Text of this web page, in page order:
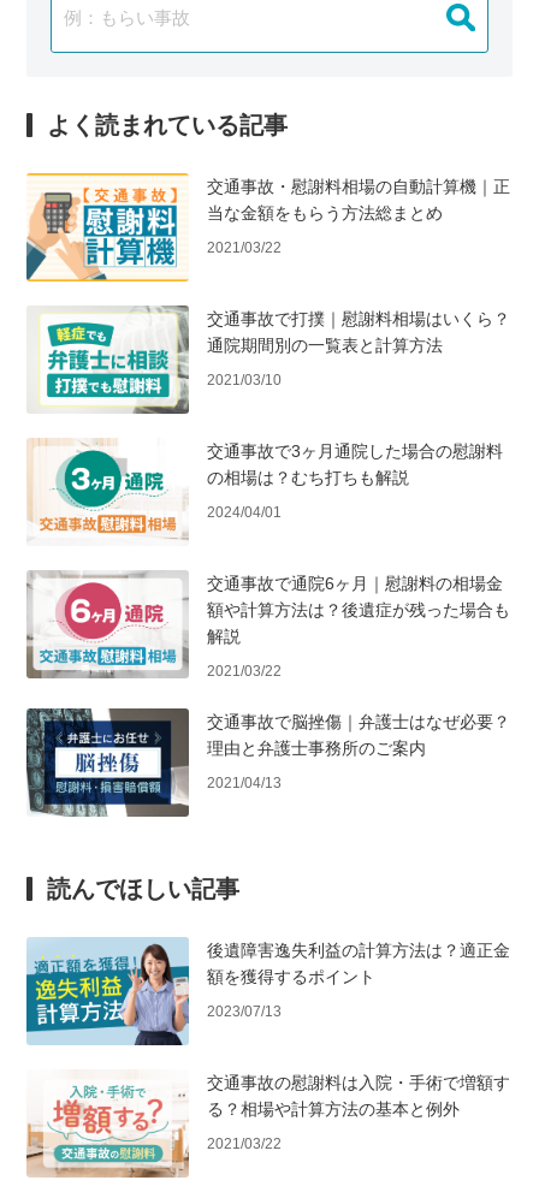
よく読まれている記事
交通事故・慰謝料相場の自動計算機｜正
当な金額をもらう方法総まとめ
2021/03/22
交通事故で打撲｜慰謝料相場はいくら？
通院期間別の一覧表と計算方法
2021/03/10
交通事故で3ヶ月通院した場合の慰謝料
の相場は？むち打ちも解説
2024/04/01
交通事故で通院6ヶ月｜慰謝料の相場金
額や計算方法は？後遺症が残った場合も
解説
2021/03/22
交通事故で脳挫傷｜弁護士はなぜ必要？
理由と弁護士事務所のご案内
2021/04/13
読んでほしい記事
後遺障害逸失利益の計算方法は？適正金
額を獲得するポイント
2023/07/13
交通事故の慰謝料は入院・手術で増額す
る？相場や計算方法の基本と例外
2021/03/22